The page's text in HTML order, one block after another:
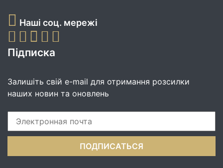
Наші соц. мережі
Підписка
Залишіть свій e-mail для отримання розсилки
наших новин та оновлень